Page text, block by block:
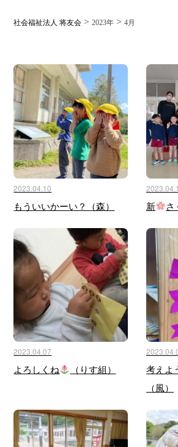
社会福祉法人 将友会 >2023年 >4月
2023.04.10
もういいかーい？（森） 新 さ
2023.04.07
よろしくね （りす組）
考えよ
（風）